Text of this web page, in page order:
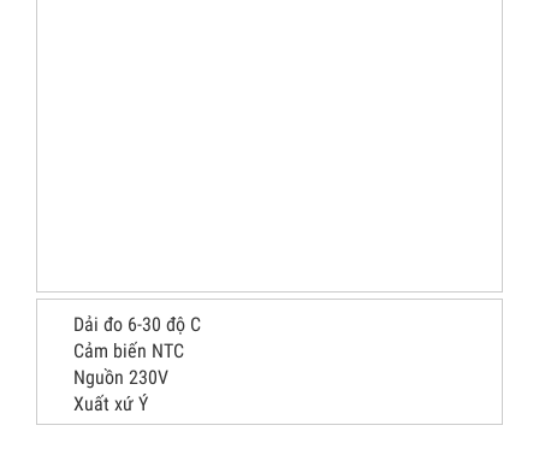
Dải đo 6-30 độ C
Cảm biến NTC
Nguồn 230V
Xuất xứ Ý